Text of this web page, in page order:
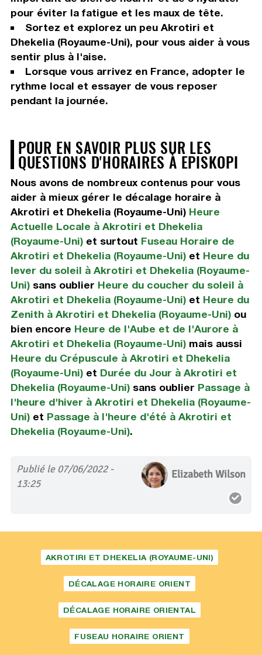
pour éviter la fatigue et les maux de tête.
Sortez et explorez un peu Akrotiri et
Dhekelia (Royaume-Uni), pour vous aider à vous
sentir plus à l'aise.
Lorsque vous arrivez en France, adopter le
rythme local et essayer de vous reposer
pendant la journée.
POUR EN SAVOIR PLUS SUR LES
QUESTIONS D'HORAIRES À EPISKOPI
Nous avons de nombreux contenus pour vous
aider à mieux gérer le décalage horaire à
Akrotiri et Dhekelia (Royaume-Uni) Heure
Actuelle Locale à Akrotiri et Dhekelia
(Royaume-Uni)et surtout Fuseau Horaire de
Akrotiri et Dhekelia (Royaume-Uni)et Heure du
lever du soleil à Akrotiri et Dhekelia (Royaume-
Uni)sans oublier Heure du coucher du soleil à
Akrotiri et Dhekelia (Royaume-Uni)et Heure du
Zenith à Akrotiri et Dhekelia (Royaume-Uni)ou
bien encore Heure de l'Aube et de l'Aurore à
Akrotiri et Dhekelia (Royaume-Uni)mais aussi
Heure du Crépuscule à Akrotiri et Dhekelia
(Royaume-Uni)et Durée du Jour à Akrotiri et
Dhekelia (Royaume-Uni)sans oublier Passage à
l'heure d'hiver à Akrotiri et Dhekelia (Royaume-
Uni)et Passage à l'heure d'été à Akrotiri et
Dhekelia (Royaume-Uni).
Publié le 07/06/2022 -
13:25
Elizabeth Wilson
AKROTIRI ET DHEKELIA (ROYAUME-UNI)
DÉCALAGE HORAIRE ORIENT
DÉCALAGE HORAIRE ORIENTAL
FUSEAU HORAIRE ORIENT